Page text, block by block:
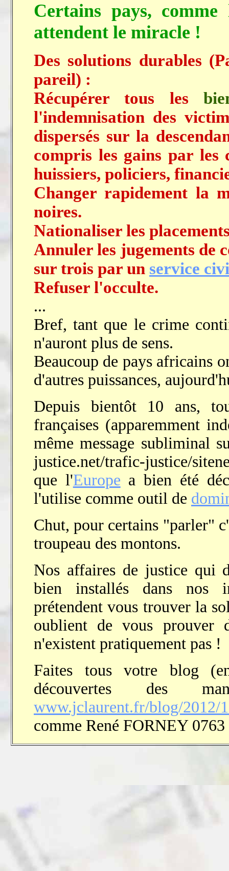
Certains pays,
attendent le miracle !
Des solutions durables
pareil) :
Récupérer tous les
l'indemnisation des
dispersés sur la
compris les gains par les
huissiers, policiers,
Changer rapidement la
noires.
Nationaliser les
Annuler les jugements de
sur trois par un service
Refuser l'occulte.
...
Bref, tant que le crime
n'auront plus de sens.
Beaucoup de pays africains
d'autres puissances,
Depuis bientôt 10 ans,
françaises (apparemment
même message subliminal
justice.net/trafic-justice/
que l'Europe a bien été
l'utilise comme outil de
Chut, pour certains "parler"
troupeau des montons.
Nos affaires de justice qui
bien installés dans nos
prétendent vous trouver la
oublient de vous prouver
n'existent pratiquement pas !
Faites tous votre blog
découvertes des
www.jclaurent.fr/blog/2012/
comme René FORNEY